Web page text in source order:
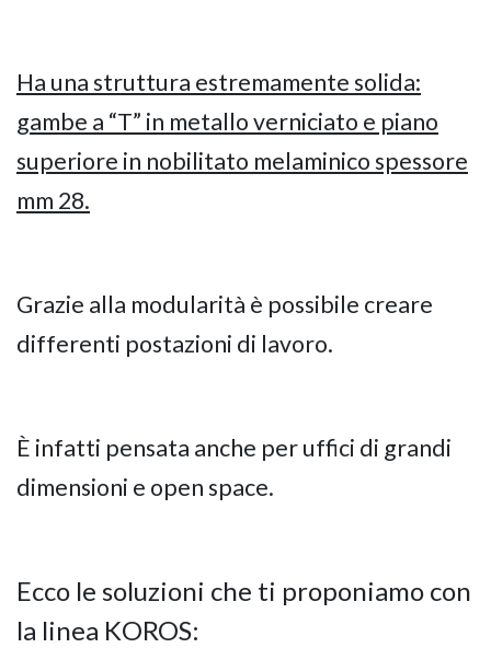
Ha una struttura estremamente solida:
gambe a “T” in metallo verniciato e piano
superiore in nobilitato melaminico spessore
mm 28.
Grazie alla modularità è possibile creare
differenti postazioni di lavoro.
È infatti pensata anche per uffici di grandi
dimensioni e open space.
Ecco le soluzioni che ti proponiamo con
la linea KOROS: